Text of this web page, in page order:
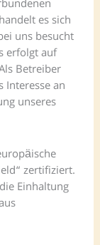
es sich
uns besucht
erfolgt auf
Betreiber
Interesse an
unseres
zertifiziert.
Einhaltung